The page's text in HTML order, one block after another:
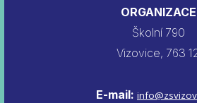
ORGANIZACE
Školní 790
Vizovice, 763
E-mail: